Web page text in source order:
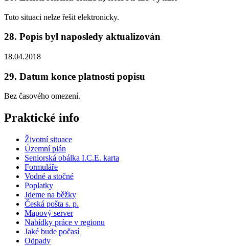
Tuto situaci nelze řešit elektronicky.
28. Popis byl naposledy aktualizován
18.04.2018
29. Datum konce platnosti popisu
Bez časového omezení.
Praktické info
Životní situace
Územní plán
Seniorská obálka I.C.E. karta
Formuláře
Vodné a stočné
Poplatky
Jdeme na běžky
Česká pošta s. p.
Mapový server
Nabídky práce v regionu
Jaké bude počasí
Odpady